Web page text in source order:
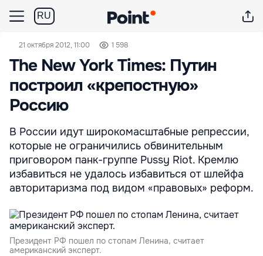
RU
21 октября 2012, 11:00 1 598
The New York Times: Путин
построил «крепостную»
Россию
В России идут широкомасштабные репрессии,
которые не ограничились обвинительным
приговором панк-группе Pussy Riot. Кремлю
избавиться не удалось избавиться от шлейфа
авторитаризма под видом «правовых» реформ.
Президент РФ пошел по стопам Ленина, считает
американский эксперт.